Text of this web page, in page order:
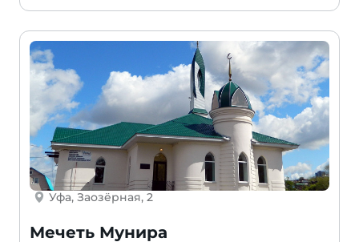
Уфа, Заозёрная, 2
Мечеть Мунира